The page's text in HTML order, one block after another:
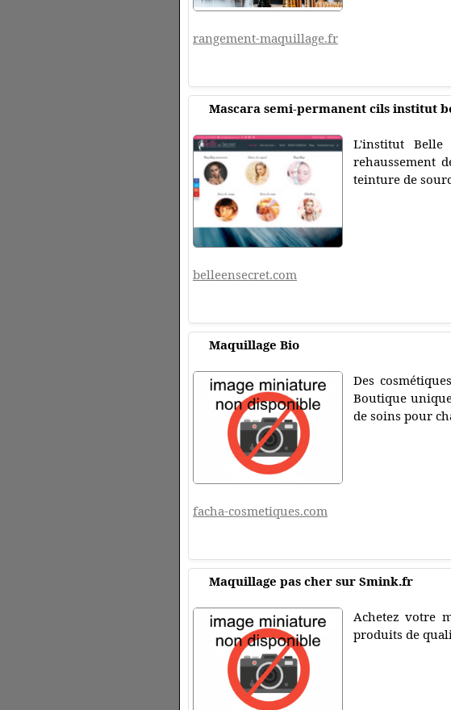
rangement-maquillage.fr
Mascara semi-permanent cils institut
L'institut Belle
rehaussement
teinture de
belleensecret.com
Maquillage Bio
Des
Boutique
de soins pour
facha-cosmetiques.com
Maquillage pas cher sur Smink.fr
Achetez votre
produits de